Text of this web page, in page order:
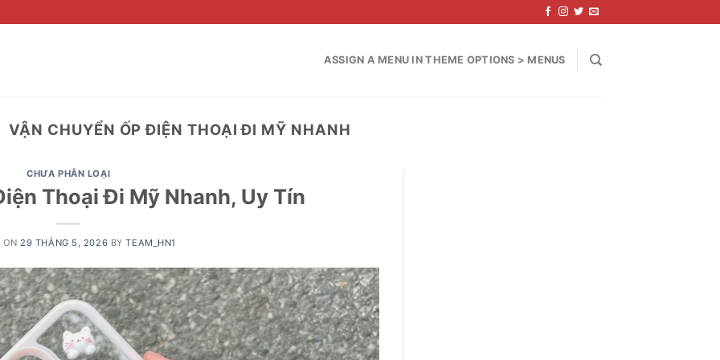
ASSIGN A MENU IN THEME OPTIONS > MENUS
VẬN CHUYỂN ỐP ĐIỆN THOẠI ĐI MỸ NHANH
CHƯA PHÂN LOẠI
Thoại Đi Mỹ Nhanh, Uy Tín
ON 29 THÁNG 5, 2026 BYTEAM_HN1